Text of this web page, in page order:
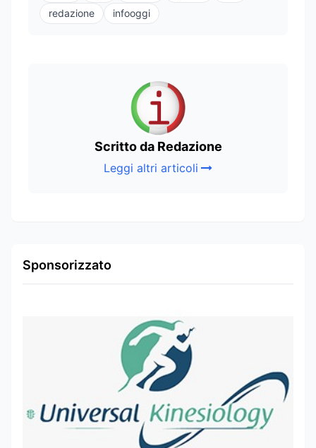
redazione
infooggi
Scritto da Redazione
Leggi altri articoli
Sponsorizzato